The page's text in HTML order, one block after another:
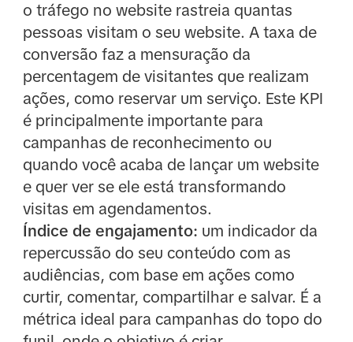
o tráfego no website rastreia quantas
pessoas visitam o seu website. A taxa de
conversão faz a mensuração da
percentagem de visitantes que realizam
ações, como reservar um serviço. Este KPI
é principalmente importante para
campanhas de reconhecimento ou
quando você acaba de lançar um website
e quer ver se ele está transformando
visitas em agendamentos.
Índice de engajamento: um indicador da
repercussão do seu conteúdo com as
audiências, com base em ações como
curtir, comentar, compartilhar e salvar. É a
métrica ideal para campanhas do topo do